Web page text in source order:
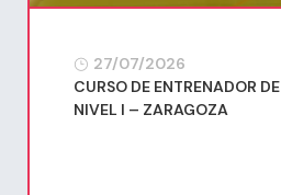
27/07/2026
CURSO DE ENTRENADOR
NIVEL I – ZARAGOZA